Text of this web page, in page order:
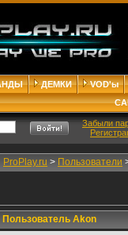
ДЕМКИ
VOD'ы
Забыли
ProPlay.ru > Пользователи
Akon